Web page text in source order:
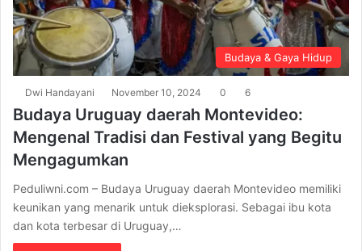
Budaya & Gaya Hidup
Dwi Handayani November 10, 2024 0 6
Budaya Uruguay daerah Montevideo:
Mengenal Tradisi dan Festival yang Begitu
Mengagumkan
Peduliwni.com – Budaya Uruguay daerah Montevideo memiliki
keunikan yang menarik untuk dieksplorasi. Sebagai ibu kota
dan kota terbesar di Uruguay,…